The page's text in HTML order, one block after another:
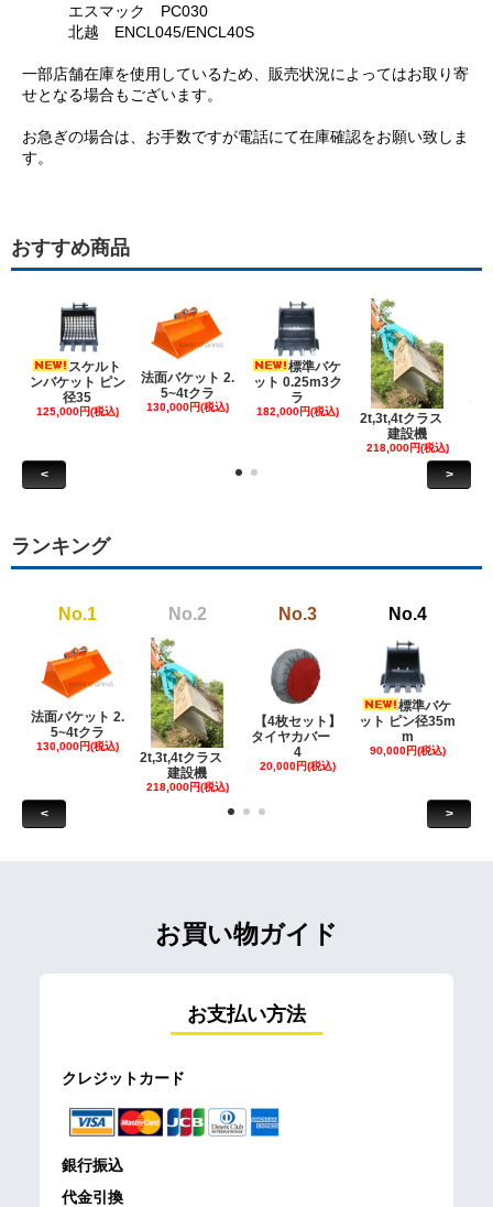
エスマック PC030
北越 ENCL045/ENCL40S
一部店舗在庫を使用しているため、販売状況によってはお取り寄
せとなる場合もございます。
お急ぎの場合は、お手数ですが電話にて在庫確認をお願い致しま
す。
おすすめ商品
スケルト
ンバケット ピン
径35
125,000円(税込)
法面バケット 2.
5~4tクラ
130,000円(税込)
標準バケ
ット 0.25m3ク
ラ
182,000円(税込)
2t,3t,4tクラス
建設機
218,000円(税込)
< >
ランキング
No.1
法面バケット 2.
5~4tクラ
130,000円(税込)
No.2
2t,3t,4tクラス
建設機
218,000円(税込)
No.3
【4枚セット】
タイヤカバー
4
20,000円(税込)
No.4
標準バケ
ット ピン径35m
m
90,000円(税込)
< >
お買い物ガイド
お支払い方法
クレジットカード
銀行振込
代金引換